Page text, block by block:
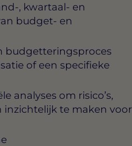
, kwartaal- en
budget- en
budgetteringsproces
of een specifieke
analyses om risico’s,
te maken voor